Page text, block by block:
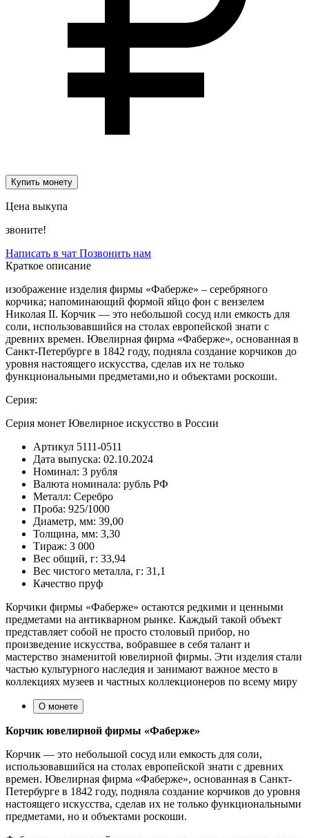
Купить монету
Цена выкупа
звоните!
Написать в чат Позвонить нам
Краткое описание
изображение изделия фирмы «Фаберже» – серебряного
корчика; напоминающий формой яйцо фон с вензелем
Николая II. Корчик — это небольшой сосуд или емкость для
соли, использовавшийся на столах европейской знати с
древних времен. Ювелирная фирма «Фаберже», основанная в
Санкт-Петербурге в 1842 году, подняла создание корчиков до
уровня настоящего искусства, сделав их не только
функциональными предметами,но и объектами роскоши.
Серия:
Серия монет Ювелирное искусство в России
Артикул 5111-0511
Дата выпуска: 02.10.2024
Номинал: 3 рубля
Валюта номинала: рубль РФ
Металл: Серебро
Проба: 925/1000
Диаметр, мм: 39,00
Толщина, мм: 3,30
Тираж: 3 000
Вес общий, г: 33,94
Вес чистого металла, г: 31,1
Качество пруф
Корчики фирмы «Фаберже» остаются редкими и ценными
предметами на антикварном рынке. Каждый такой объект
представляет собой не просто столовый прибор, но
произведение искусства, вобравшее в себя талант и
мастерство знаменитой ювелирной фирмы. Эти изделия стали
частью культурного наследия и занимают важное место в
коллекциях музеев и частных коллекционеров по всему миру
О монете
Корчик ювелирной фирмы «Фаберже»
Корчик — это небольшой сосуд или емкость для соли,
использовавшийся на столах европейской знати с древних
времен. Ювелирная фирма «Фаберже», основанная в Санкт-
Петербурге в 1842 году, подняла создание корчиков до уровня
настоящего искусства, сделав их не только функциональными
предметами, но и объектами роскоши.